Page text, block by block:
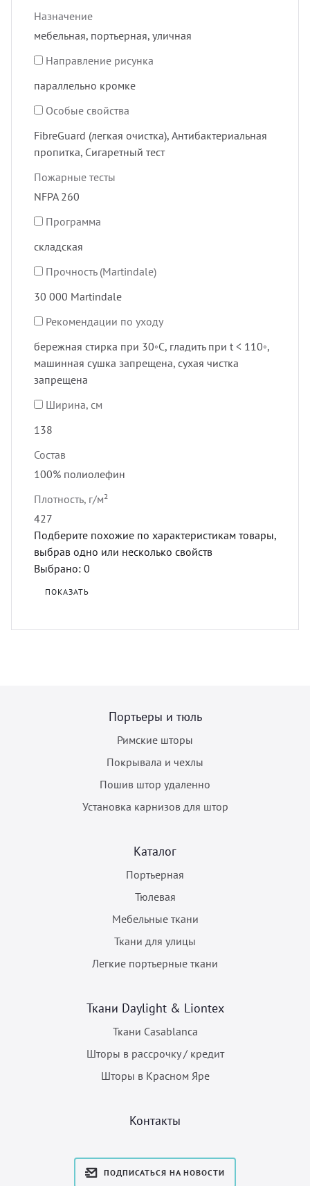
Назначение
мебельная, портьерная, уличная
Направление рисунка
параллельно кромке
Особые свойства
FibreGuard (легкая очистка), Антибактериальная
пропитка, Сигаретный тест
Пожарные тесты
NFPA 260
Программа
складская
Прочность (Martindale)
30 000 Martindale
Рекомендации по уходу
бережная стирка при 30◦C, гладить при t < 110◦,
машинная сушка запрещена, сухая чистка
запрещена
Ширина, см
138
Состав
100% полиолефин
Плотность, г/м²
427
Подберите похожие по характеристикам товары,
выбрав одно или несколько свойств
Выбрано: 0
ПОКАЗАТЬ
Портьеры и тюль
Римские шторы
Покрывала и чехлы
Пошив штор удаленно
Установка карнизов для штор
Каталог
Портьерная
Тюлевая
Мебельные ткани
Ткани для улицы
Легкие портьерные ткани
Ткани Daylight & Liontex
Ткани Casablanca
Шторы в рассрочку / кредит
Шторы в Красном Яре
Контакты
ПОДПИСАТЬСЯ НА НОВОСТИ